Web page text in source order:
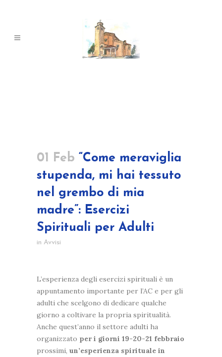
01 Feb “Come meraviglia
stupenda, mi hai tessuto
nel grembo di mia
madre”: Esercizi
Spirituali per Adulti
in Avvisi
L’esperienza degli esercizi spirituali è un
appuntamento importante per l’AC e per gli
adulti che scelgono di dedicare qualche
giorno a coltivare la propria spiritualità.
Anche quest’anno il settore adulti ha
organizzato per i giorni 19-20-21 febbraio
prossimi, un’esperienza spirituale in